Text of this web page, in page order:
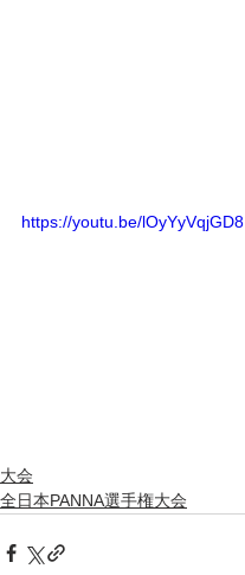
https://youtu.be/lOyYyVqjGD8
大会
全日本PANNA選手権大会